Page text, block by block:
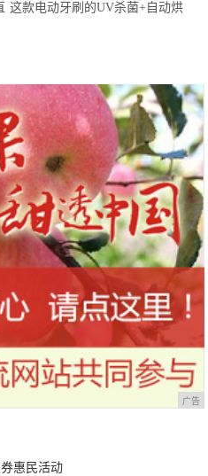
这款电动牙刷的UV杀菌+自动烘
广告
惠民活动